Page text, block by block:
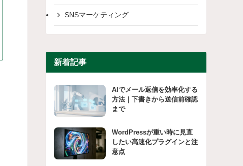
SNSマーケティング
新着記事
AIでメール返信を効率化する
方法｜下書きから送信前確認
まで
WordPressが重い時に見直
したい高速化プラグインと注
意点